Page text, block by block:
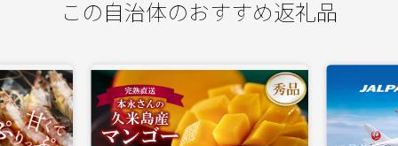
この自治体のおすすめ返礼品